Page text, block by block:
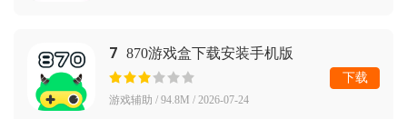
7 870游戏盒下载安装手机版
游戏辅助 / 94.8M / 2026-07-24
下载